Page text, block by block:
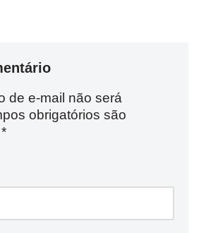
de e-mail não será
obrigatórios são
*